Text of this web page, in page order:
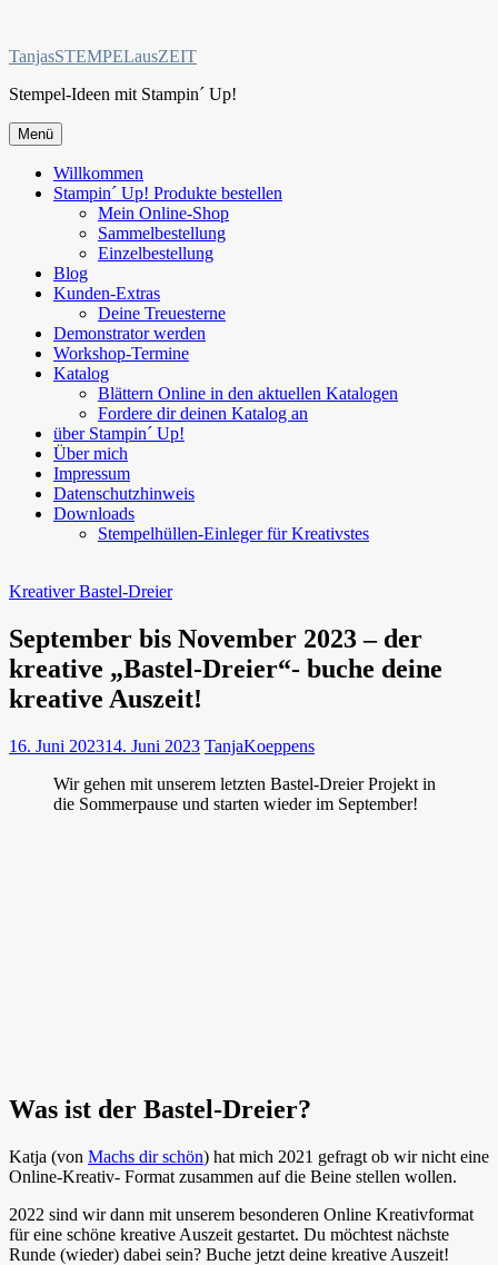
springen
TanjasSTEMPELausZEIT
Stempel-Ideen mit Stampin´ Up!
Menü
Willkommen
Stampin´ Up! Produkte bestellen
Mein Online-Shop
Sammelbestellung
Einzelbestellung
Blog
Kunden-Extras
Deine Treuesterne
Demonstrator werden
Workshop-Termine
Katalog
Blättern Online in den aktuellen Katalogen
Fordere dir deinen Katalog an
über Stampin´ Up!
Über mich
Impressum
Datenschutzhinweis
Downloads
Stempelhüllen-Einleger für Kreativstes
Kreativer Bastel-Dreier
September bis November 2023 – der
kreative „Bastel-Dreier“- buche deine
kreative Auszeit!
16. Juni 202314. Juni 2023 TanjaKoeppens
Wir gehen mit unserem letzten Bastel-Dreier Projekt in
die Sommerpause und starten wieder im September!
Was ist der Bastel-Dreier?
Katja (von Machs dir schön) hat mich 2021 gefragt ob wir nicht eine
Online-Kreativ- Format zusammen auf die Beine stellen wollen.
2022 sind wir dann mit unserem besonderen Online Kreativformat
für eine schöne kreative Auszeit gestartet. Du möchtest nächste
Runde (wieder) dabei sein? Buche jetzt deine kreative Auszeit!